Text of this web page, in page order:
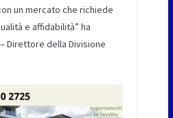
un mercato che richiede
e affidabilità” ha
Direttore della Divisione